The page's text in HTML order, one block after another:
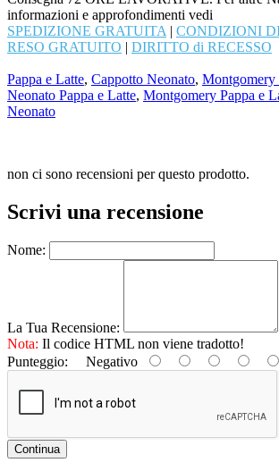
informazioni e approfondimenti vedi
SPEDIZIONE GRATUITA | CONDIZIONI
RESO GRATUITO | DIRITTO di RECESSO
Pappa e Latte, Cappotto Neonato, Montgomery
Neonato Pappa e Latte, Montgomery Pappa e
Neonato
non ci sono recensioni per questo prodotto.
Scrivi una recensione
Nome:
La Tua Recensione:
Nota: Il codice HTML non viene tradotto!
Punteggio: Negativo
Continua